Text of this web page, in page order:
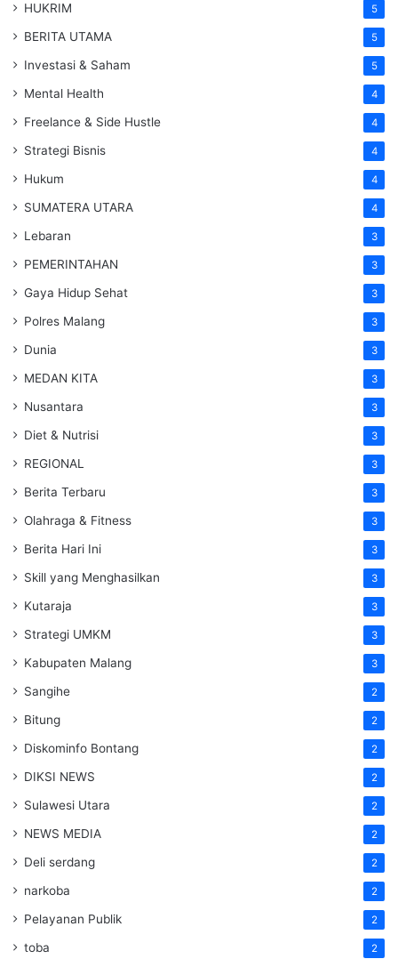
HUKRIM 5
BERITA UTAMA 5
Investasi & Saham 5
Mental Health 4
Freelance & Side Hustle 4
Strategi Bisnis 4
Hukum 4
SUMATERA UTARA 4
Lebaran 3
PEMERINTAHAN 3
Gaya Hidup Sehat 3
Polres Malang 3
Dunia 3
MEDAN KITA 3
Nusantara 3
Diet & Nutrisi 3
REGIONAL 3
Berita Terbaru 3
Olahraga & Fitness 3
Berita Hari Ini 3
Skill yang Menghasilkan 3
Kutaraja 3
Strategi UMKM 3
Kabupaten Malang 3
Sangihe 2
Bitung 2
Diskominfo Bontang 2
DIKSI NEWS 2
Sulawesi Utara 2
NEWS MEDIA 2
Deli serdang 2
narkoba 2
Pelayanan Publik 2
toba 2